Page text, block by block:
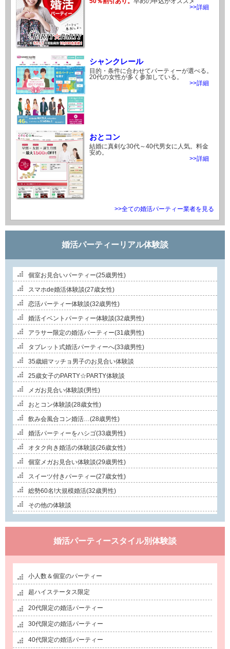
>>詳細
シャンクレール
目的・条件に合わせてパーティーが選べる。
20代の女性が多く参加している。
>>詳細
おとコン
結婚に真剣な30代～40代男女に人気。料金
安め。
>>詳細
>>全ての婚活パーティー業者を見る
婚活パーティーリアル体験談
個室お見合いパーティー(25歳男性)
スマホde婚活体験談(27歳女性)
恋活パーティー体験談(32歳男性)
婚活イベントパーティー体験談(32歳男性)
アラサー限定の婚活パーティー(31歳男性)
タブレット式婚活パーティーへ(33歳男性)
35歳細マッチョ男子のお見合い体験談
25歳女子のPARTY☆PARTY体験談
メガお見合い体験談(男性)
おとコン体験談(28歳女性)
飲み会風合コン婚活…(28歳男性)
婚活パーティーをハシゴ(33歳男性)
オタク向き婚活の体験談(26歳女性)
個室メガお見合い体験談(29歳男性)
スイーツ付きパーティー(27歳女性)
総勢60名!大規模婚活(32歳男性)
その他の体験談
婚活パーティースタイル別体験談
小人数＆個室のパーティー
超ハイステータス限定
20代限定の婚活パーティー
30代限定の婚活パーティー
40代限定の婚活パーティー